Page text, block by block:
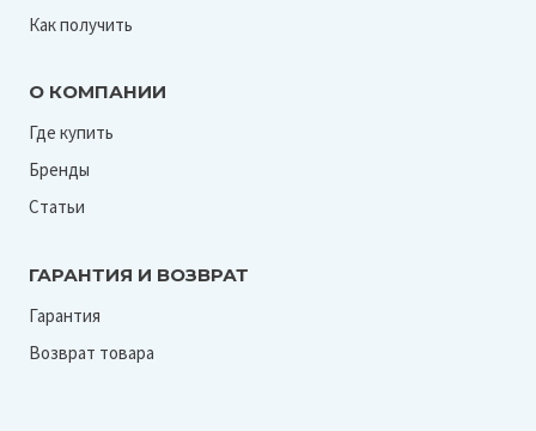
Как получить
О КОМПАНИИ
Где купить
Бренды
Статьи
ГАРАНТИЯ И ВОЗВРАТ
Гарантия
Возврат товара